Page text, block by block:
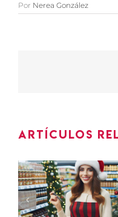
Por Nerea González
Artículos